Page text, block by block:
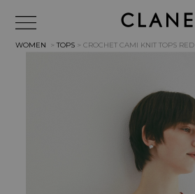
WOMEN >TOPS > CROCHET CAMI KNIT TOPS RED